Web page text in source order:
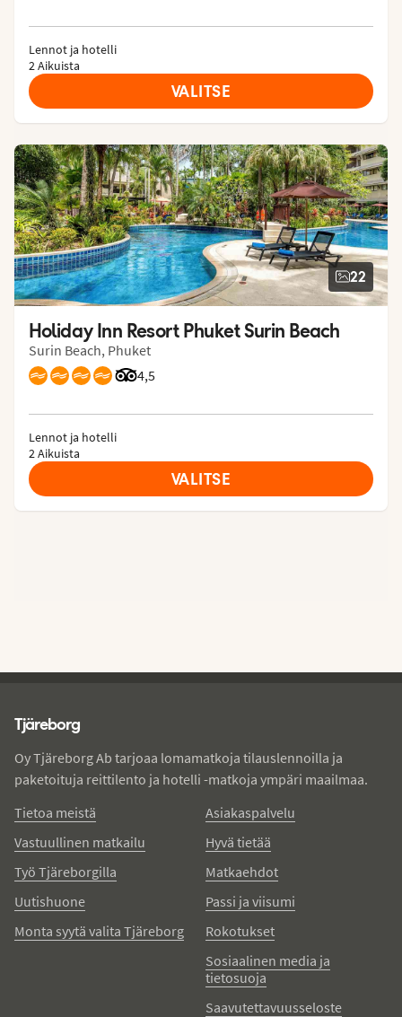
Lennot ja hotelli
2 Aikuista
VALITSE
22
Holiday Inn Resort Phuket Surin Beach
Surin Beach, Phuket
4,5
Arvostelut Tripadvisorista: 4.5 of 5
Lennot ja hotelli
2 Aikuista
VALITSE
Tjäreborg
Oy Tjäreborg Ab tarjoaa lomamatkoja tilauslennoilla ja
paketoituja reittilento ja hotelli -matkoja ympäri maailmaa.
Tietoa meistä
Vastuullinen matkailu
Työ Tjäreborgilla
Uutishuone
Monta syytä valita Tjäreborg
Asiakaspalvelu
Hyvä tietää
Matkaehdot
Passi ja viisumi
Rokotukset
Sosiaalinen media ja
tietosuoja
Saavutettavuusseloste